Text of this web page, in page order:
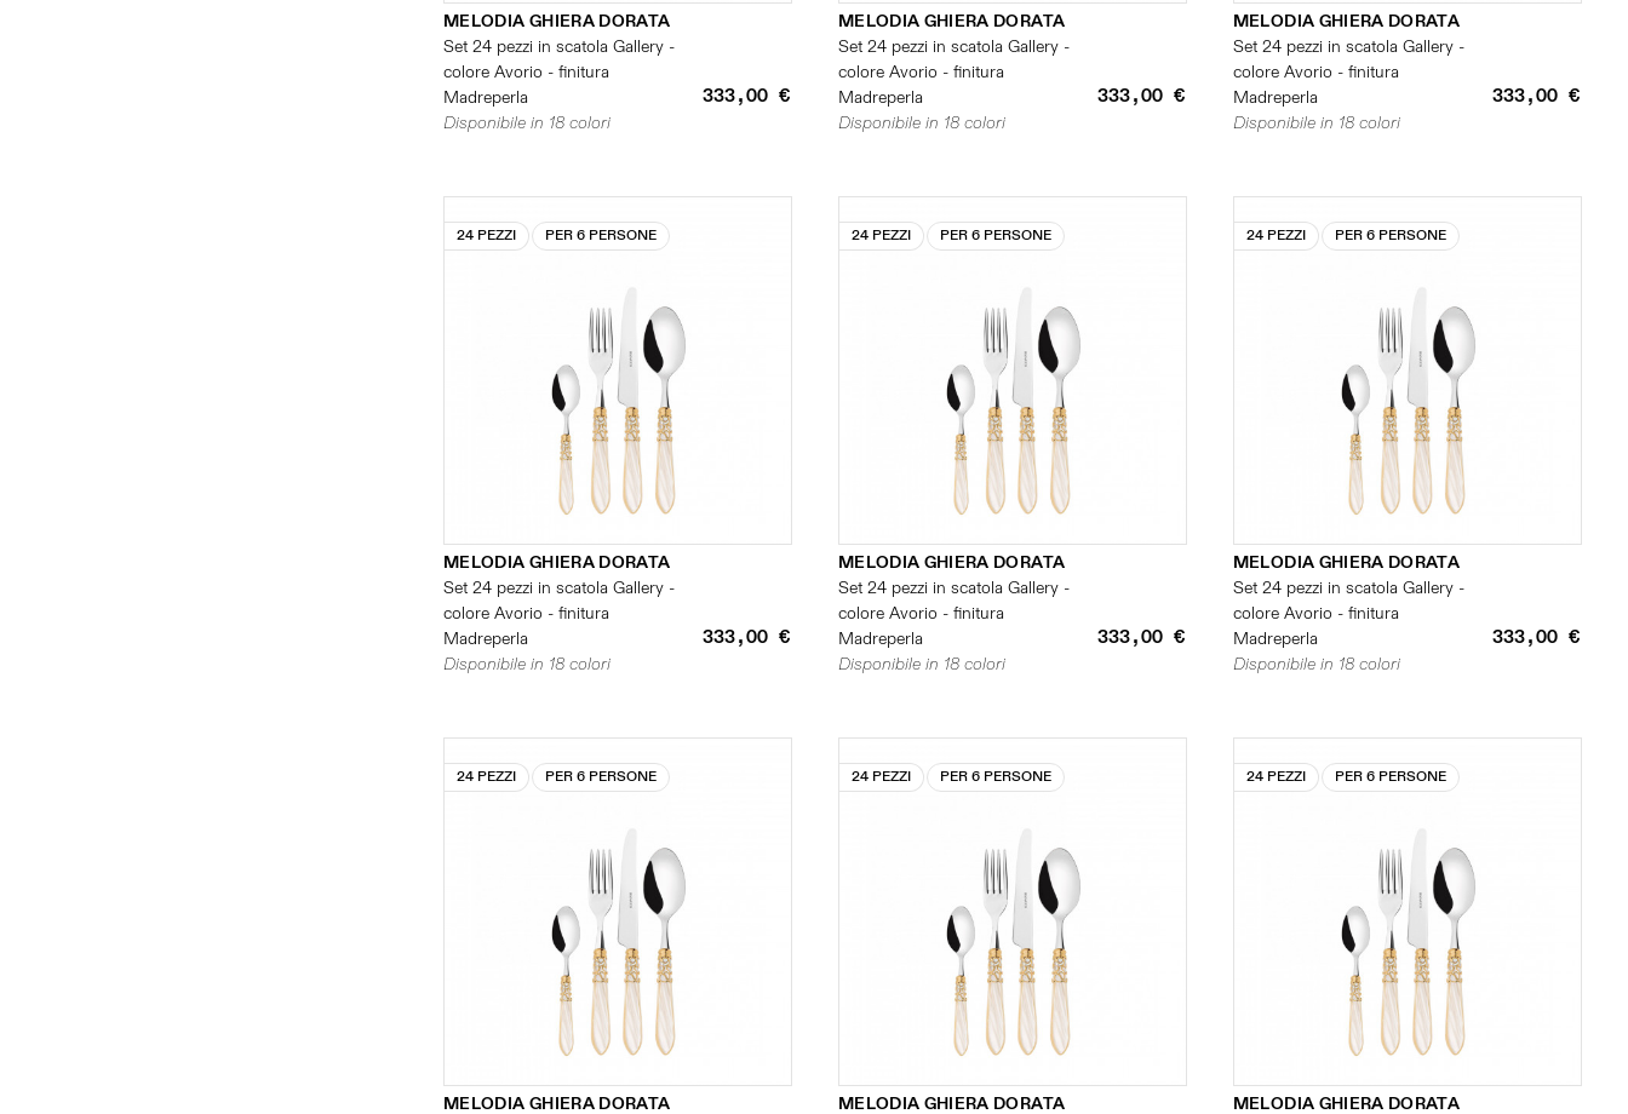
MELODIA GHIERA DORATA
Set 24 pezzi in scatola Gallery -
colore Avorio - finitura
Madreperla
333,00 €
Disponibile in 18 colori
MELODIA GHIERA DORATA
Set 24 pezzi in scatola Gallery -
colore Avorio - finitura
Madreperla
333,00 €
Disponibile in 18 colori
MELODIA GHIERA DORATA
Set 24 pezzi in scatola Gallery -
colore Avorio - finitura
Madreperla
333,00 €
Disponibile in 18 colori
24 PEZZI PER 6 PERSONE
MELODIA GHIERA DORATA
Set 24 pezzi in scatola Gallery -
colore Avorio - finitura
Madreperla
333,00 €
Disponibile in 18 colori
24 PEZZI PER 6 PERSONE
MELODIA GHIERA DORATA
Set 24 pezzi in scatola Gallery -
colore Avorio - finitura
Madreperla
333,00 €
Disponibile in 18 colori
24 PEZZI PER 6 PERSONE
MELODIA GHIERA DORATA
Set 24 pezzi in scatola Gallery -
colore Avorio - finitura
Madreperla
333,00 €
Disponibile in 18 colori
24 PEZZI PER 6 PERSONE
MELODIA GHIERA DORATA
24 PEZZI PER 6 PERSONE
MELODIA GHIERA DORATA
24 PEZZI PER 6 PERSONE
MELODIA GHIERA DORATA